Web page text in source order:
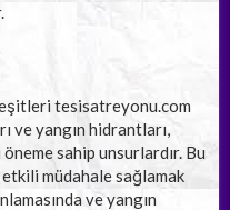
tesisatreyonu.com
ve yangın hidrantları,
sahip unsurlardır. Bu
etkili müdahale sağlamak
ve yangın